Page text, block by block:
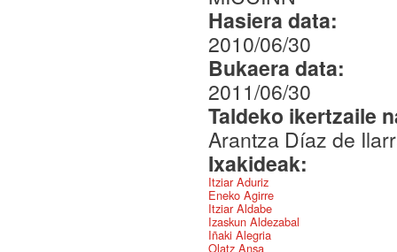
Hasiera data:
2010/06/30
Bukaera data:
2011/06/30
Taldeko ikertzaile
Arantza Díaz de
Ixakideak:
Itziar Aduriz
Eneko Agirre
Itziar Aldabe
Izaskun Aldezabal
Iñaki Alegria
Olatz Ansa